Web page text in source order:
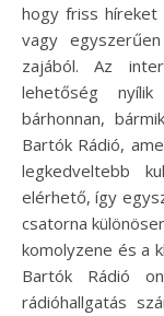
hogy friss híreket
vagy
zajából. Az
lehetőség
bárhonnan,
Bartók Rádió,
legkedveltebb
elérhető, így
csatorna
komolyzene és a
Bartók Rádió
rádióhallgatás